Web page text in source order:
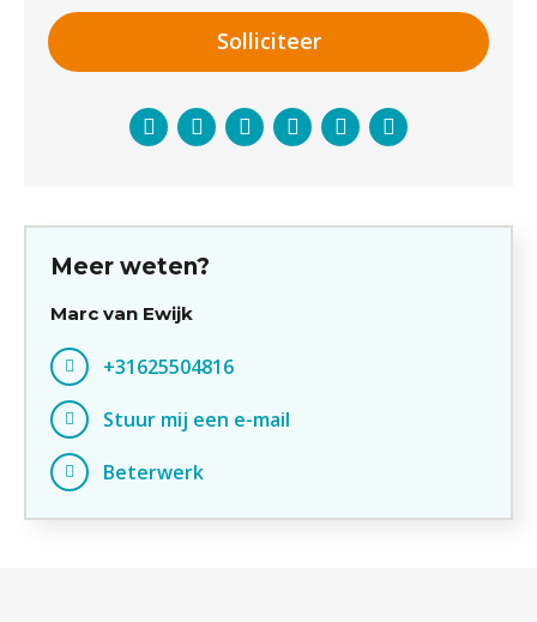
FacebookTwitterLinkedInPinterestWhatsApp
Solliciteer
Meer weten?
Marc van Ewijk
+31625504816
Stuur mij een e-mail
Beterwerk